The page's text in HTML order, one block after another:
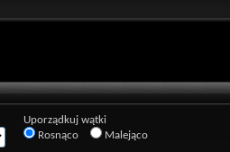
Uporządkuj wątki
Rosnąco
Malejąco